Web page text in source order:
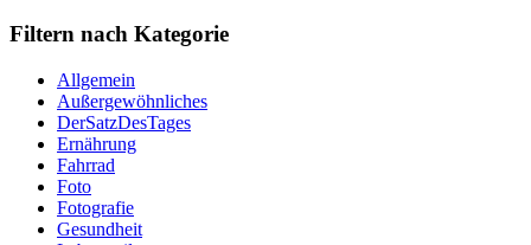
Filtern nach Kategorie
Allgemein
Außergewöhnliches
DerSatzDesTages
Ernährung
Fahrrad
Foto
Fotografie
Gesundheit